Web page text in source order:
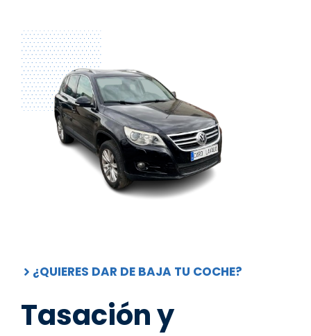
¿QUIERES DAR DE BAJA TU COCHE?
Tasación y